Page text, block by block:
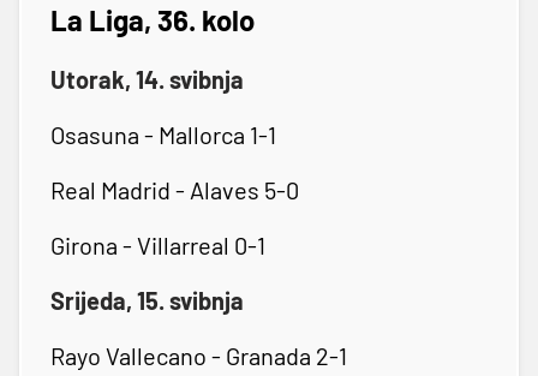
La Liga, 36. kolo
Utorak, 14. svibnja
Osasuna - Mallorca 1-1
Real Madrid - Alaves 5-0
Girona - Villarreal 0-1
Srijeda, 15. svibnja
Rayo Vallecano - Granada 2-1